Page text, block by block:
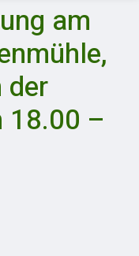
am
der
18.00 –